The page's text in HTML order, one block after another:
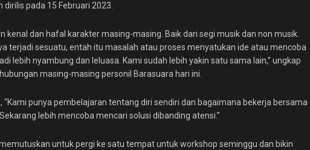
dirilis pada 15 Februari 2023.
kenal dan hafal karakter masing-masing. Baik dari segi musik dan non musik.
terjadi sesuatu, entah itu masalah atau proses menyatukan ide atau mencoba
lebih nyambung dan leluasa. Kami sudah lebih yakin satu sama lain,” ungkap
masing-masing personil Barasuara hari ini.
“Kami punya pembelajaran tentang diri sendiri dan bagaimana bekerja bersama
lebih mencoba mencari solusi dibanding atensi.”
untuk pergi ke satu tempat untuk workshop seminggu dan bikin